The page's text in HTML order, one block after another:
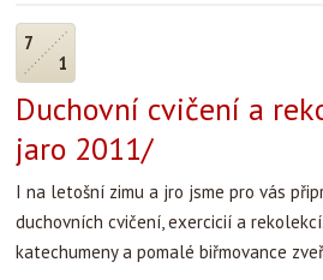
7
1
Duchovní cvičení a
jaro 2011/
I na letošní zimu a jro jsme pro vás
duchovních cvičení, exercicií a
katechumeny a pomalé biřmovance